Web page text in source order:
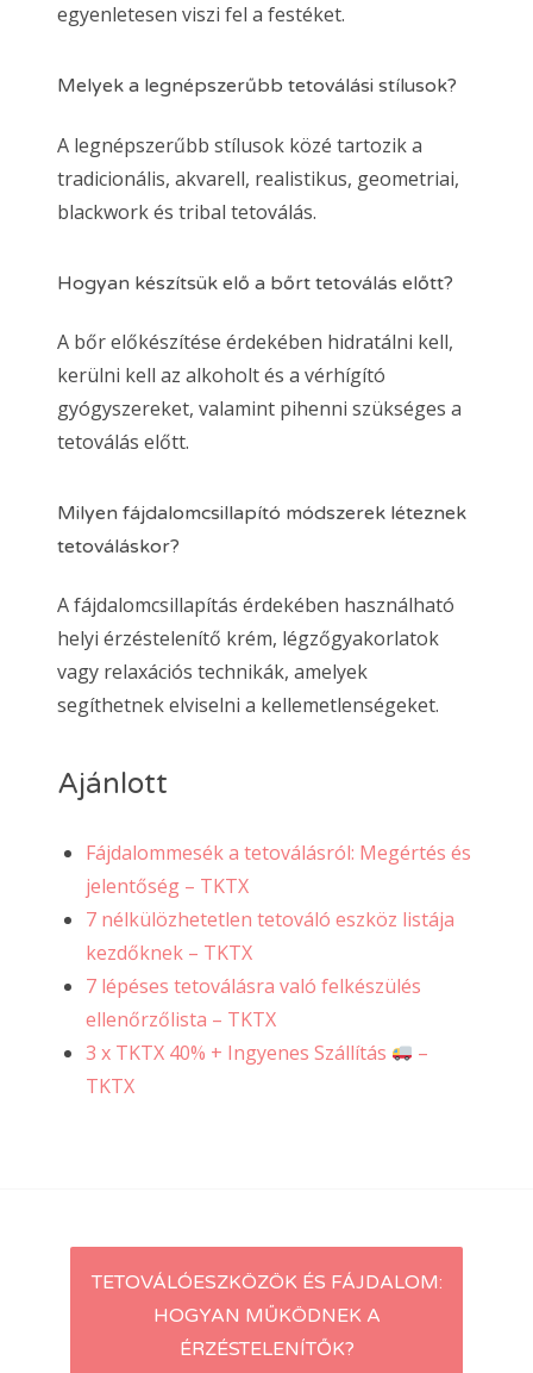
egyenletesen viszi fel a festéket.
Melyek a legnépszerűbb tetoválási stílusok?
A legnépszerűbb stílusok közé tartozik a
tradicionális, akvarell, realistikus, geometriai,
blackwork és tribal tetoválás.
Hogyan készítsük elő a bőrt tetoválás előtt?
A bőr előkészítése érdekében hidratálni kell,
kerülni kell az alkoholt és a vérhígító
gyógyszereket, valamint pihenni szükséges a
tetoválás előtt.
Milyen fájdalomcsillapító módszerek léteznek
tetováláskor?
A fájdalomcsillapítás érdekében használható
helyi érzéstelenítő krém, légzőgyakorlatok
vagy relaxációs technikák, amelyek
segíthetnek elviselni a kellemetlenségeket.
Ajánlott
Fájdalommesék a tetoválásról: Megértés és
jelentőség – TKTX
7 nélkülözhetetlen tetováló eszköz listája
kezdőknek – TKTX
7 lépéses tetoválásra való felkészülés
ellenőrzőlista – TKTX
3 x TKTX 40% + Ingyenes Szállítás
–
TKTX
Post
navigation
TETOVÁLÓESZKÖZÖK ÉS FÁJDALOM:
HOGYAN MŰKÖDNEK A
ÉRZÉSTELENÍTŐK?